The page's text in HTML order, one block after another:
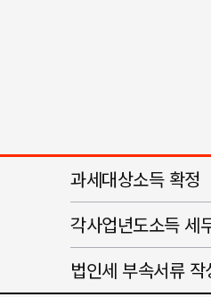
과세대상소득 확정
각사업년도소득 세
법인세 부속서류 작